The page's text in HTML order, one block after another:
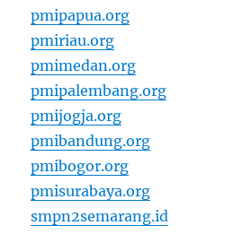
pmipapua.org
pmiriau.org
pmimedan.org
pmipalembang.org
pmijogja.org
pmibandung.org
pmibogor.org
pmisurabaya.org
smpn2semarang.id